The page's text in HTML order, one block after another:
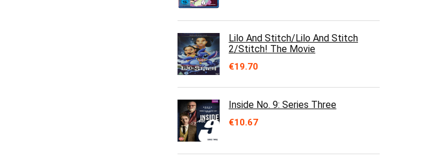
Lilo And Stitch/Lilo And Stitch
2/Stitch! The Movie
€19.70
Inside No. 9: Series Three
€10.67